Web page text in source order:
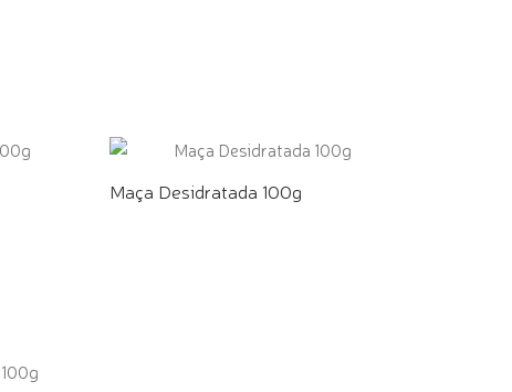
Maça Desidratada 100g